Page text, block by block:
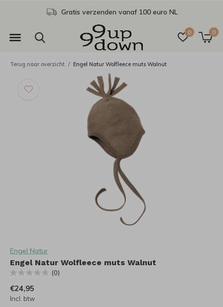
0 0
Gratis verzenden vanaf 100 euro NL
Terug naar overzicht Engel Natur Wolfleece muts Walnut
Engel Natur
Engel Natur Wolfleece muts Walnut
(0)
€24,95
Incl. btw